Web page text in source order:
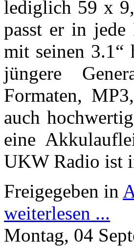
lediglich 59 x
passt er in jede
mit seinen 3.1“
jüngere
Formaten,
auch
eine
UKW Radio ist
Freigegeben in
weiterlesen ...
Montag, 04